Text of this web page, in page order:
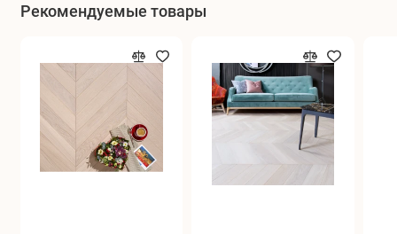
Рекомендуемые товары